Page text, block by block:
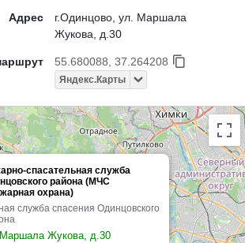
Адрес
г.Одинцово, ул. Маршала
Жукова, д.30
55.680088, 37.264208
Яндекс.Карты
спасательная служба
района (МЧС
охрана)
служба спасения Одинцовского
Жукова, д.30